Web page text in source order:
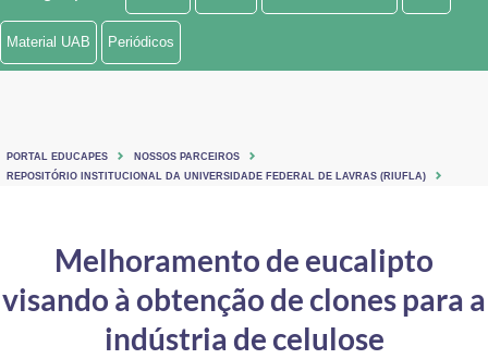
Ministério de Minas e Energia
Ministério do Turismo
Controladoria-Geral da União
Ministério da Mulher, da Família e dos Direitos Humanos
Material UAB Periódicos
PORTAL EDUCAPES
NOSSOS PARCEIROS
REPOSITÓRIO INSTITUCIONAL DA UNIVERSIDADE FEDERAL DE LAVRAS (RIUFLA)
Melhoramento de eucalipto
visando à obtenção de clones para a
indústria de celulose